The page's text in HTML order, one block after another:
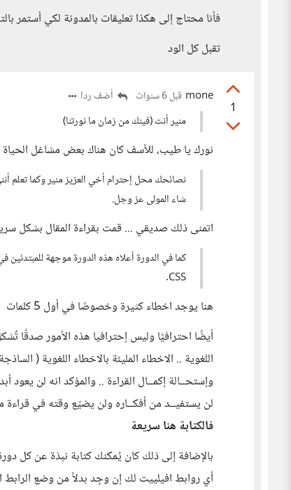
فأنا محتاج إلى هكذا تعليقات بالمدونة لكي أستمر
تقبل كل الود
1
mone قبل 6 سنوات
أضف ردا
منير أنت (فينك من زمان ما نورتنا)
نورك يا طيب، للأسف كان هناك بعض مشاغل الحياة
نصائحك محل إحترام أخي العزيز منير وكما
شاء المولى عز وجل.
اتمنى ذلك صديقي ... قمت بقراءة المقال بشكل
CSS.
هنا يوجد اخطاء كثيرة وخصوصًا في أول 5 كلمات
أيضًا احترافيًا وليس إحترافيا هذه الأمور صدقًا
اللغوية .. الاخطاء المليئة بالاخطاء اللغوية (
وإستحــالة إكمــال القراءة .. والمؤكد انه لن
لن يستفيــد من أفكــاره ولن يضيّع وقته في
فالكتابة هنا سريعة
بالإضافة إلى ذلك كان يُمكنك كتابة نبذة عن كل
أي روابط افيلييت لك إن وجِد بدلاً من وضع الرابط